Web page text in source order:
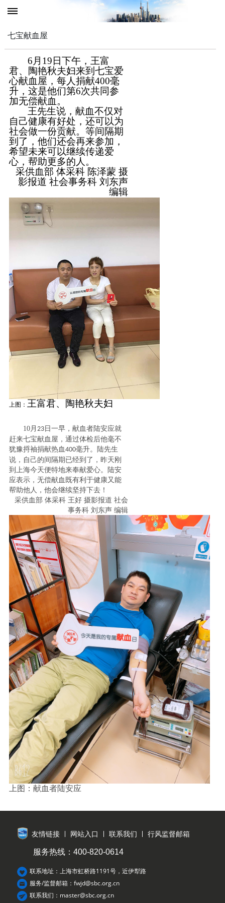
七宝献血屋
6月19日下午，王富
君、陶艳秋夫妇来到七宝爱
心献血屋，每人捐献400毫
升， 这是他们第6次共同参
加无偿献血 。
王先生说，献血不仅对
自己健康有好处，还可以为
社会做一份贡献。 等间隔期
到了，他们还会再来参加，
希望未来可以继续传递爱
心，帮助更多的人。
采供血部 体采科 陈泽蒙 摄
影报道 社会事务科 刘东声
编辑
上图： 王富君、陶艳秋夫妇
10月 23日一早，献血者陆安应就
赶来七宝献血屋，通过体检后他毫不
犹豫捋袖捐献热血400毫升。陆先生
说， 自己的间隔期已经到了 ， 昨天刚
到上海今天便特地来奉献爱心。陆安
应表示，无偿献血既有利于健康又能
帮助他人，他会继续坚持下去！
采供血部 体采科 王好 摄影报道 社会
事务科 刘东声 编辑
上图：献血者陆安应
友情链接 网站入口 联系我们 行风监督邮箱
服务热线：400-820-0614
联系地址：上海市虹桥路1191号，近伊犁路
服务/监督邮箱：fwjd@sbc.org.cn
联系我们：master@sbc.org.cn